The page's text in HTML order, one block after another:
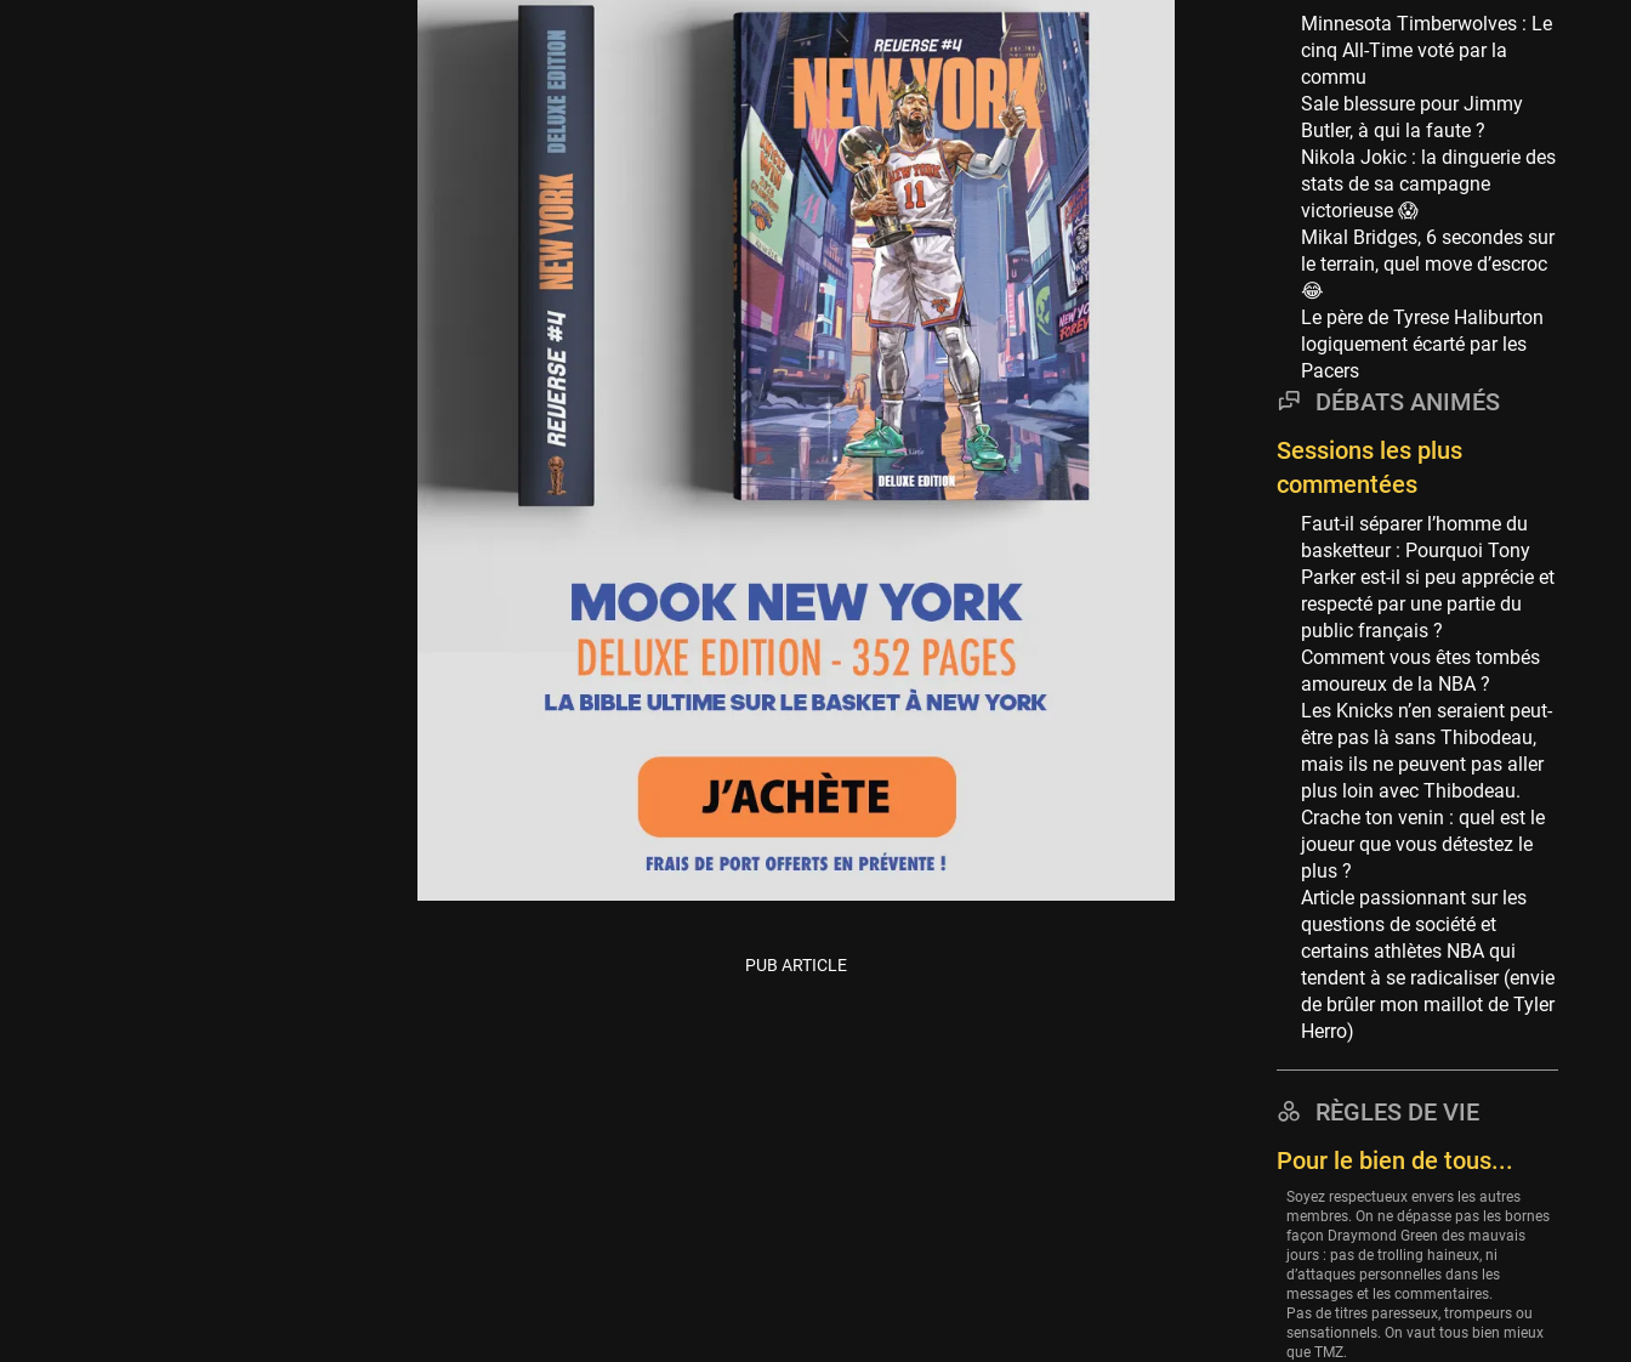
PUB ARTICLE
Milwaukee Bucks
82 sessions
Hoop Culture
73 sessions
Oklahoma City Thunder
69 sessions
Phoenix Suns
69 sessions
63 sessions
Los Angeles Clippers
61 sessions
53 sessions
New Orleans Pelicans
53 sessions
Jeux Olympiques
52 sessions
Atlanta Hawks
45 sessions
Chicago Bulls
41 sessions
Memphis Grizzlies
39 sessions
Cleveland Cavaliers
38 sessions
Orlando Magic
36 sessions
Euroleague
34 sessions
Charlotte Hornets
Houston Rockets
Washington Wizards
29 sessions
Portland Trail Blazers
27 sessions
Eurobasket
25 sessions
Minnesota Timberwolves : Le
cinq All-Time voté par la
commu
Sale blessure pour Jimmy
Butler, à qui la faute ?
Nikola Jokic : la dinguerie des
stats de sa campagne
victorieuse 😱
Mikal Bridges, 6 secondes sur
le terrain, quel move d’escroc
😂
Le père de Tyrese Haliburton
logiquement écarté par les
Pacers
DÉBATS ANIMÉS
Sessions les plus
commentées
Faut-il séparer l’homme du
basketteur : Pourquoi Tony
Parker est-il si peu apprécie et
respecté par une partie du
public français ?
Comment vous êtes tombés
amoureux de la NBA ?
Les Knicks n’en seraient peut-
être pas là sans Thibodeau,
mais ils ne peuvent pas aller
plus loin avec Thibodeau.
Crache ton venin : quel est le
joueur que vous détestez le
plus ?
Article passionnant sur les
questions de société et
certains athlètes NBA qui
tendent à se radicaliser (envie
de brûler mon maillot de Tyler
Herro)
RÈGLES DE VIE
Pour le bien de tous...
Soyez respectueux envers les autres
membres. On ne dépasse pas les bornes
façon Draymond Green des mauvais
jours : pas de trolling haineux, ni
d’attaques personnelles dans les
messages et les commentaires.
Pas de titres paresseux, trompeurs ou
sensationnels. On vaut tous bien mieux
que TMZ.